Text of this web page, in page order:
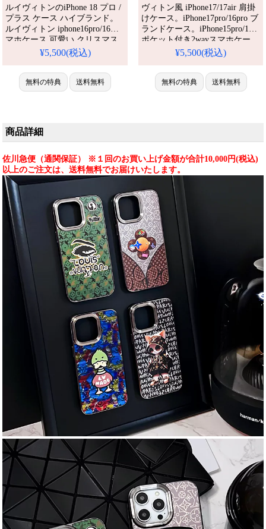
ルイヴィトンのiPhone 18 プロ /
プラス ケース ハイブランド。
ルイヴィトン iphone16pro/16ス
マホケース 可愛い クリスマス
キャラクター LV アイフォーン
ス モノグラム レザー 全面保護
ブランド iphoneカバー コピー
激安。芸能人も愛用する人気ア
ル、しかも格安。流行りのデザ
¥5,500(税込)
無料の特典 送料無料
ヴィトン風 iPhone17/17air 肩掛
けケース。iPhone17pro/16pro ブ
ランドケース。iPhone15pro/15
ポケット付き2wayスマホケー
ス。カード収納ハイブランド
撃・防水。かわいい・格安。お
すすめiPhone17ケース / 17プロ
プラスケース。
¥5,500(税込)
無料の特典 送料無料
商品詳細
佐川急便（通関保証） ※１回のお買い上げ金額が合計10,000円(税込)
以上のご注文は、送料無料でお届けいたします。